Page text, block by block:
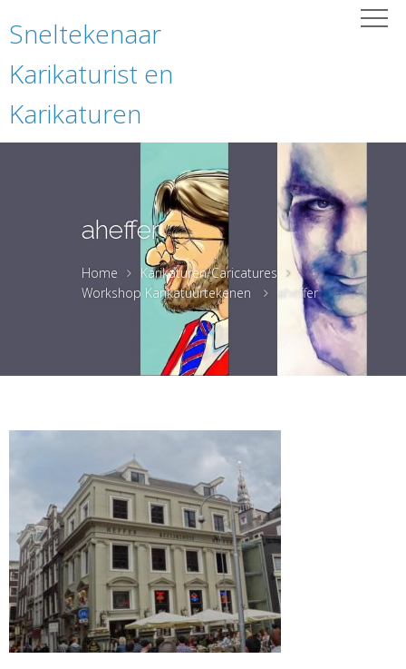
Sneltekenaar
Karikaturist en
Karikaturen
aheffer
Home
Karikaturen/Caricatures
Workshop Karikatuurtekenen
aheffer